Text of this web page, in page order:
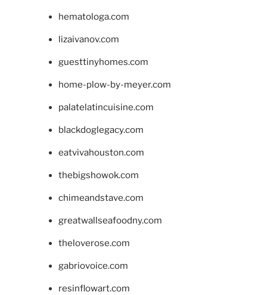
hematologa.com
lizaivanov.com
guesttinyhomes.com
home-plow-by-meyer.com
palatelatincuisine.com
blackdoglegacy.com
eatvivahouston.com
thebigshowok.com
chimeandstave.com
greatwallseafoodny.com
theloverose.com
gabriovoice.com
resinflowart.com